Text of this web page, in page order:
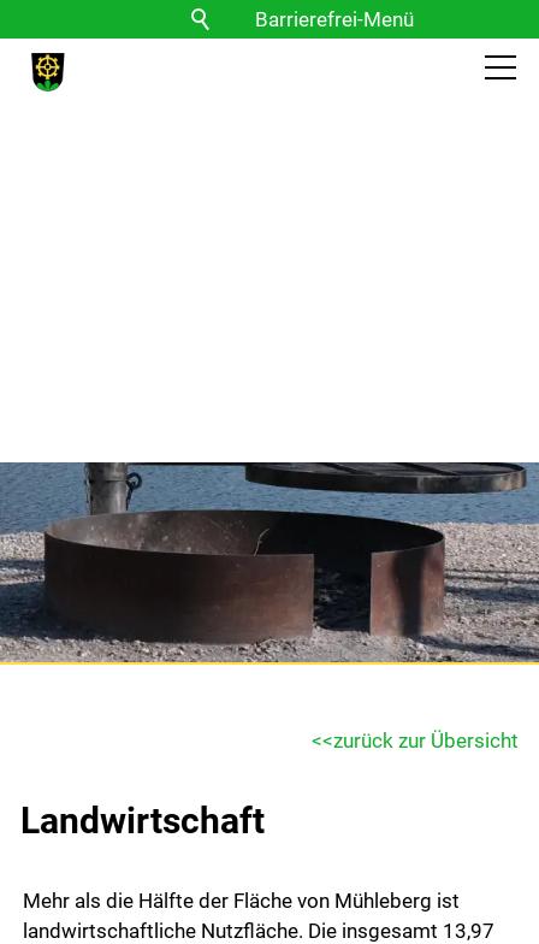
Barrierefrei-Menü
Powered by Weblication® CMS
Themen
Gemeinde & Wirtschaft
Gemeinde
Abteilungen
Mitarbeitende
zurück zur Übersicht
Landwirtschaft
Mehr als die Hälfte der Fläche von Mühleberg ist
landwirtschaftliche Nutzfläche. Die insgesamt 13,97